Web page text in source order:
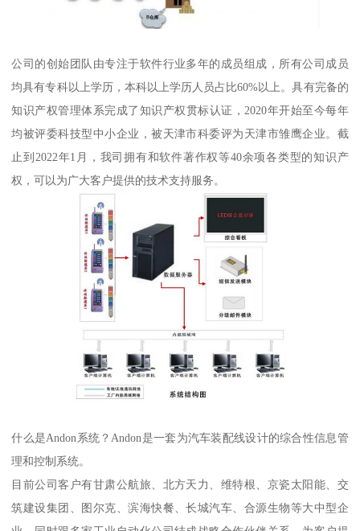
公司的创始团队由专注于软件行业多年的成员组成，所有公司成员
均具有专科以上学历，本科以上学历人员占比60%以上。具有完备的
知识产权管理体系完成了知识产权贯标认证，2020年开始至今每年
均被评委科技型中小企业，被天津市科委评为天津市雏鹰企业。截
止到2022年1月，我司拥有和软件著作权等40余项各类型的知识产
权，可以为广大客户提供的技术支持服务。
什么是Andon系统？Andon是一套为汽车装配线设计的综合性信息管
理和控制系统。
目前公司客户有甘肃公航旅、北方天力、维特根、京瓷太阳能、交
筑建设集团、图尔克、滨海快餐、长城汽车、合源生物等大中型企